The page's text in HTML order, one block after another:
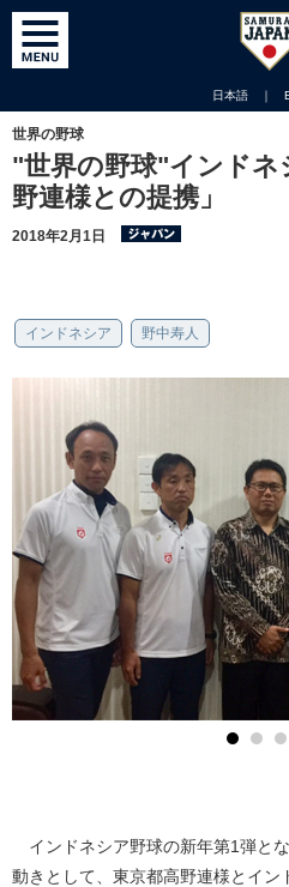
日本語 ｜
世界の野球
"世界の野球"インドネ
野連様との提携」
2018年2月1日
インドネシア 野中寿人
インドネシア野球の新年第1弾と
動きとして、東京都高野連様とイン